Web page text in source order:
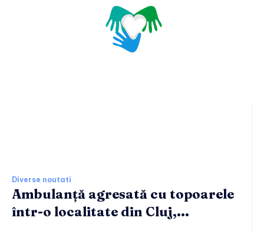
Diverse noutati
Ambulanță agresată cu topoarele
într-o localitate din Cluj,...